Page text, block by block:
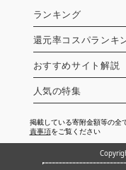
ランキング
還元率コスパランキ
おすすめサイト解説
人気の特集
掲載している寄附金額等の全
責事項をご覧ください